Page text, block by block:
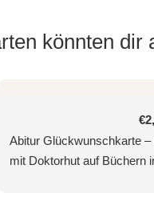
könnten dir
Abitur Glückwunschkarte –
mit Doktorhut auf Büchern